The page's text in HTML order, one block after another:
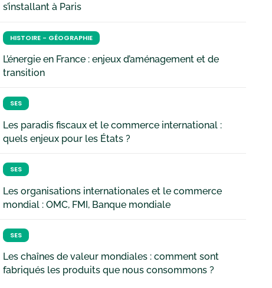
s’installant à Paris
HISTOIRE - GÉOGRAPHIE
L’énergie en France : enjeux d’aménagement et de
transition
SES
Les paradis fiscaux et le commerce international :
quels enjeux pour les États ?
SES
Les organisations internationales et le commerce
mondial : OMC, FMI, Banque mondiale
SES
Les chaînes de valeur mondiales : comment sont
fabriqués les produits que nous consommons ?